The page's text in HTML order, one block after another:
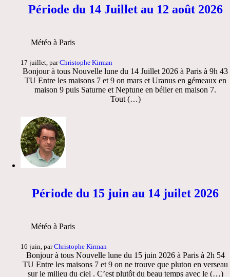
Période du 14 Juillet au 12 août 2026
Météo à Paris
17 juillet, parChristophe Kirman
Bonjour à tous Nouvelle lune du 14 Juillet 2026 à Paris à 9h 43
TU Entre les maisons 7 et 9 on mars et Uranus en gémeaux en
maison 9 puis Saturne et Neptune en bélier en maison 7.
Tout (…)
Période du 15 juin au 14 juilet 2026
Météo à Paris
16 juin, parChristophe Kirman
Bonjour à tous Nouvelle lune du 15 juin 2026 à Paris à 2h 54
TU Entre les maisons 7 et 9 on ne trouve que pluton en verseau
sur le milieu du ciel . C’est plutôt du beau temps avec le (…)